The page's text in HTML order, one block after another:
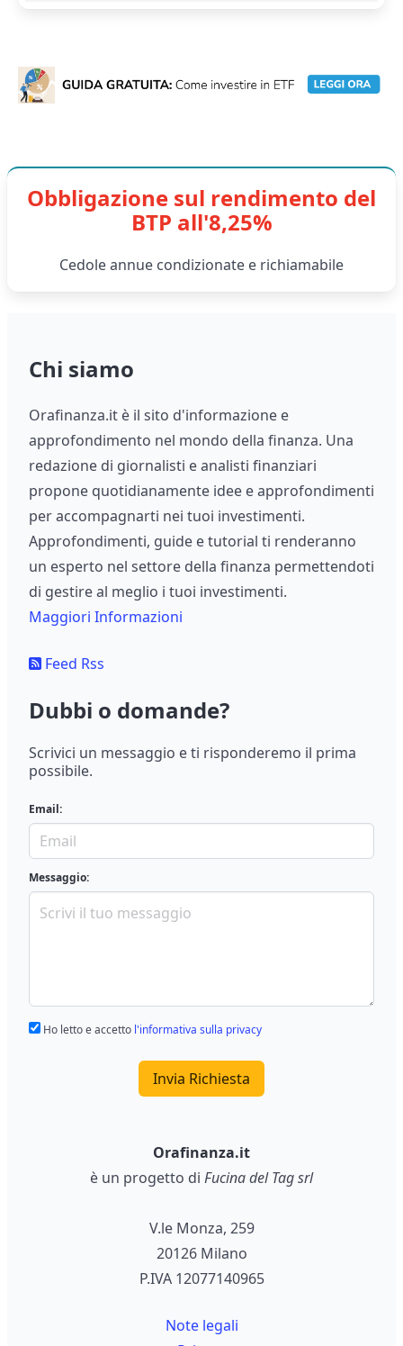
Obbligazione sul rendimento del
BTP all'8,25%
Cedole annue condizionate e richiamabile
Chi siamo
Orafinanza.it è il sito d'informazione e
approfondimento nel mondo della finanza. Una
redazione di giornalisti e analisti finanziari
propone quotidianamente idee e approfondimenti
per accompagnarti nei tuoi investimenti.
Approfondimenti, guide e tutorial ti renderanno
un esperto nel settore della finanza permettendoti
di gestire al meglio i tuoi investimenti.
Maggiori Informazioni
Feed Rss
Dubbi o domande?
Scrivici un messaggio e ti risponderemo il prima
possibile.
Email:
Messaggio:
Ho letto e accetto l'informativa sulla privacy
Invia Richiesta
Orafinanza.it
è un progetto di Fucina del Tag srl
V.le Monza, 259
20126 Milano
P.IVA 12077140965
Note legali